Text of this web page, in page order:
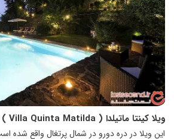
ویلا کینتا ماتیلدا ( Villa Quinta Matilda
)
این ویلا در دره دورو در شمال پرتغال واقع شده